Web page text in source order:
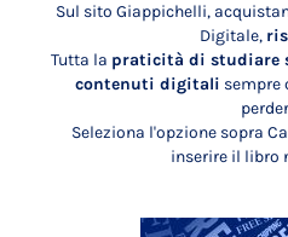
Sul sito Giappichelli,
Digitale,
Tutta la praticità di studiare
contenuti digitali sempre
Seleziona l'opzione sopra
inserire il libro